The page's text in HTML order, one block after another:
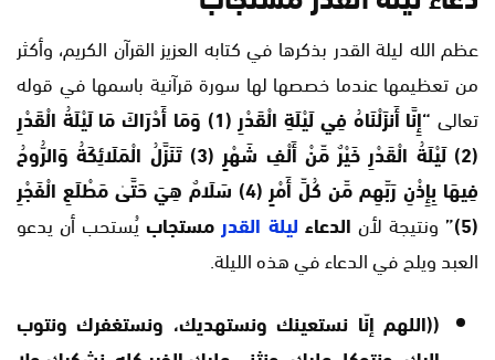
عظم الله ليلة القدر بذكرها في كتابه العزيز القرآن الكريم، وأكثر
من تعظيمها عندما خصصها لها سورة قرآنية باسمها في قوله
تعالى
“إِنَّا أَنزَلْنَاهُ فِي لَيْلَةِ الْقَدْرِ (1) وَمَا أَدْرَاكَ مَا لَيْلَةُ الْقَدْرِ
(2) لَيْلَةُ الْقَدْرِ خَيْرٌ مِّنْ أَلْفِ شَهْرٍ (3) تَنَزَّلُ الْمَلَائِكَةُ وَالرُّوحُ
فِيهَا بِإِذْنِ رَبِّهِم مِّن كُلِّ أَمْرٍ (4) سَلَامٌ هِيَ حَتَّىٰ مَطْلَعِ الْفَجْرِ
(5)”
ونتيجة لأن الدعاء ليلة القدر مستجاب يُستحب أن يدعو
العبد ويلح في الدعاء في هذه الليلة.
((اللهم إنّا نستعينك ونستهديك، ونستغفرك ونتوب